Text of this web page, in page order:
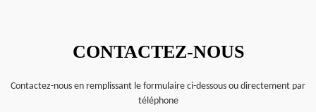
CONTACTEZ-NOUS
Contactez-nous en remplissant le formulaire ci-dessous ou directement par
téléphone